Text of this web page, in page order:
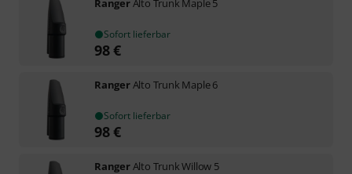
Sofort lieferbar
98€
RangerAlto Trunk Maple 6
Sofort lieferbar
98€
RangerAlto Trunk Willow 5